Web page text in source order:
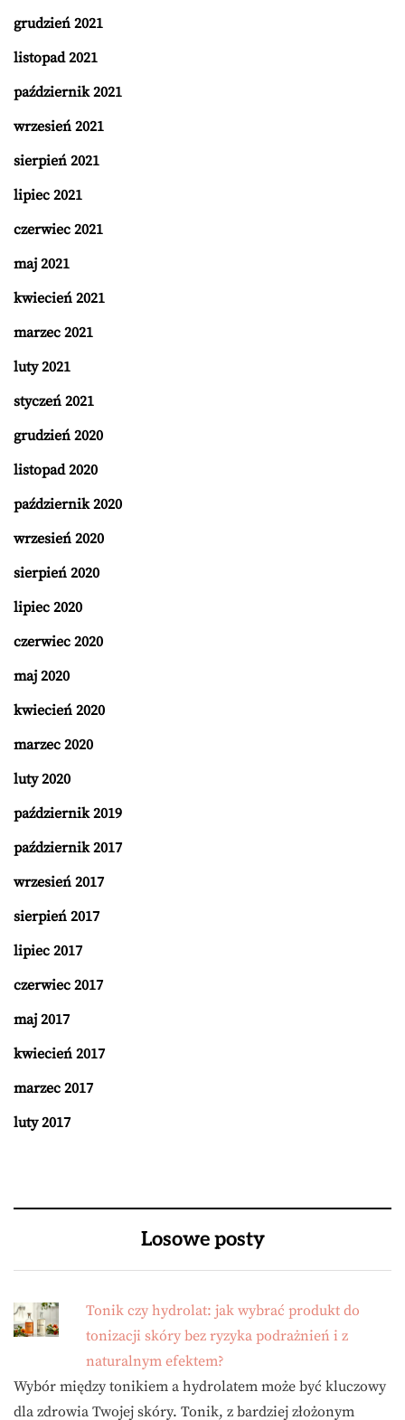
grudzień 2021
listopad 2021
październik 2021
wrzesień 2021
sierpień 2021
lipiec 2021
czerwiec 2021
maj 2021
kwiecień 2021
marzec 2021
luty 2021
styczeń 2021
grudzień 2020
listopad 2020
październik 2020
wrzesień 2020
sierpień 2020
lipiec 2020
czerwiec 2020
maj 2020
kwiecień 2020
marzec 2020
luty 2020
październik 2019
październik 2017
wrzesień 2017
sierpień 2017
lipiec 2017
czerwiec 2017
maj 2017
kwiecień 2017
marzec 2017
luty 2017
Losowe posty
Tonik czy hydrolat: jak wybrać produkt do
tonizacji skóry bez ryzyka podrażnień i z
naturalnym efektem?
Wybór między tonikiem a hydrolatem może być kluczowy
dla zdrowia Twojej skóry. Tonik, z bardziej złożonym